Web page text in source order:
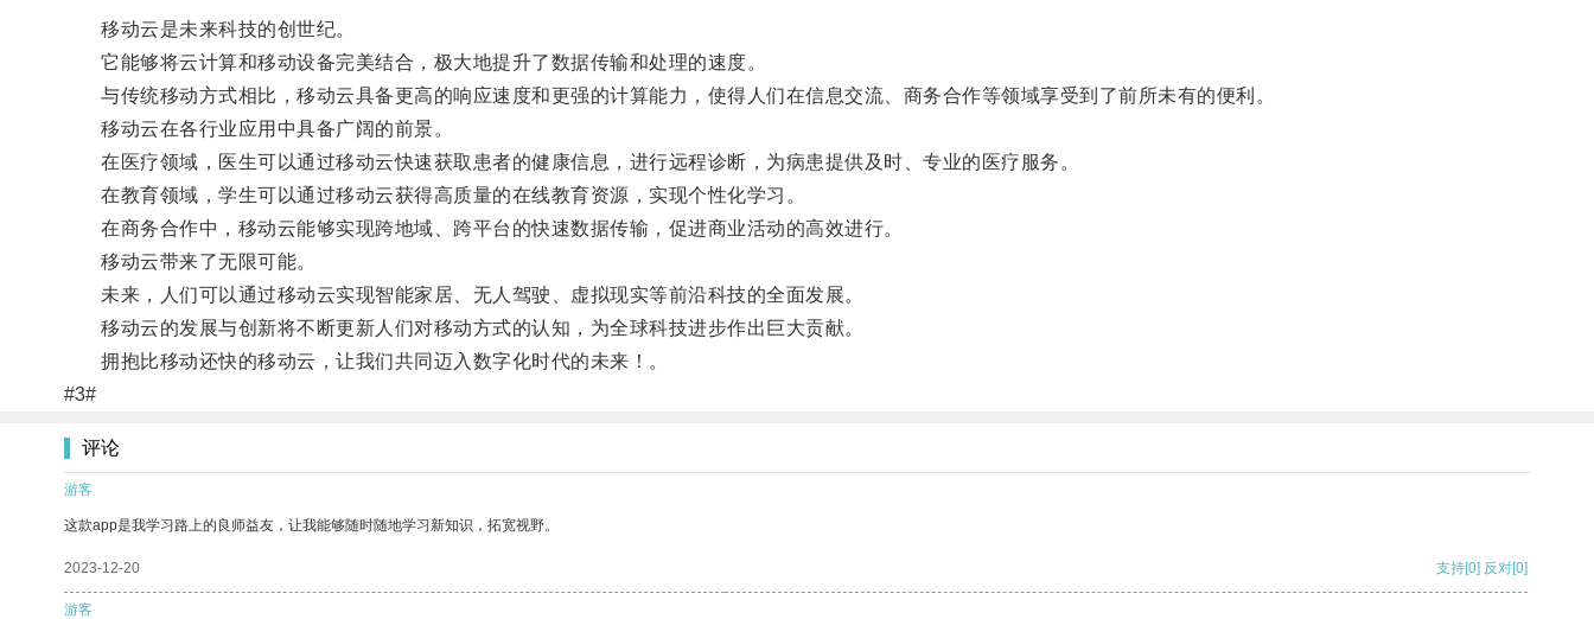
移动云是未来科技的创世纪。
它能够将云计算和移动设备完美结合，极大地提升了数据传输和处理的速度。
与传统移动方式相比，移动云具备更高的响应速度和更强的计算能力，使得人们在信息交流、商务合作等领域享受到了前所未有的便利。
移动云在各行业应用中具备广阔的前景。
在医疗领域，医生可以通过移动云快速获取患者的健康信息，进行远程诊断，为病患提供及时、专业的医疗服务。
在教育领域，学生可以通过移动云获得高质量的在线教育资源，实现个性化学习。
在商务合作中，移动云能够实现跨地域、跨平台的快速数据传输，促进商业活动的高效进行。
移动云带来了无限可能。
未来，人们可以通过移动云实现智能家居、无人驾驶、虚拟现实等前沿科技的全面发展。
移动云的发展与创新将不断更新人们对移动方式的认知，为全球科技进步作出巨大贡献。
拥抱比移动还快的移动云，让我们共同迈入数字化时代的未来！。
#3#
评论
游客
这款app是我学习路上的良师益友，让我能够随时随地学习新知识，拓宽视野。
2023-12-20 支持[0] 反对[0]
游客